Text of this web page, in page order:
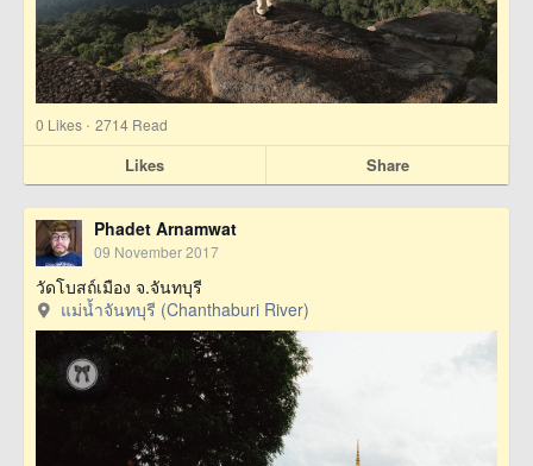
0 Likes · 2714 Read
Likes Share
Phadet Arnamwat
09 November 2017
วัดโบสถ์เมือง จ.จันทบุรี
แม่น้ำจันทบุรี (Chanthaburi River)